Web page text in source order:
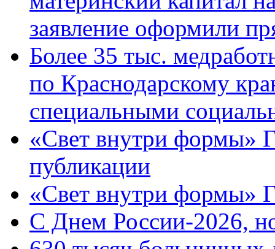
заявление оформили
Более 35 тыс.
по Краснодарскому
специальными
«Свет внутри формы»
публикации
«Свет внутри формы»
C Днем России-2026,